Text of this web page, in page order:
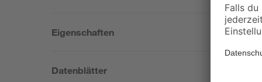
Eigenschaften
Datenblätter